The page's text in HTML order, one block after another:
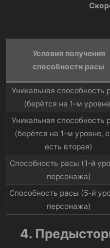
Условия получения
способности расы​
Уникальная способность
(берётся на 1-м
Уникальная способность
(берётся на 1-м уровне,
есть вторая)​
Способность расы (1-й
персонажа)​
Способность расы (5-й
персонажа)​
4.